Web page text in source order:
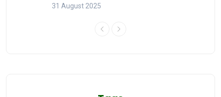
31 August 2025